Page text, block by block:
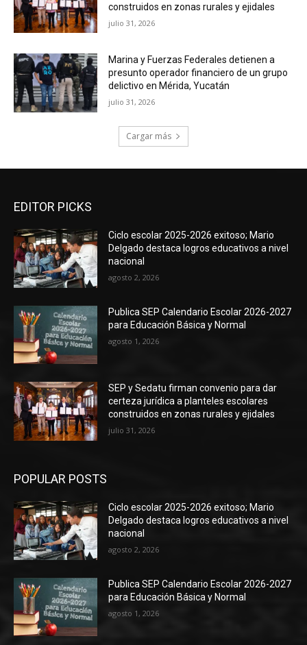
construidos en zonas rurales y ejidales
julio 31, 2026
Marina y Fuerzas Federales detienen a
presunto operador financiero de un grupo
delictivo en Mérida, Yucatán
julio 31, 2026
Cargar más
EDITOR PICKS
Ciclo escolar 2025-2026 exitoso; Mario
Delgado destaca logros educativos a nivel
nacional
agosto 2, 2026
Publica SEP Calendario Escolar 2026-2027
para Educación Básica y Normal
agosto 1, 2026
SEP y Sedatu firman convenio para dar
certeza jurídica a planteles escolares
construidos en zonas rurales y ejidales
julio 31, 2026
POPULAR POSTS
Ciclo escolar 2025-2026 exitoso; Mario
Delgado destaca logros educativos a nivel
nacional
agosto 2, 2026
Publica SEP Calendario Escolar 2026-2027
para Educación Básica y Normal
agosto 1, 2026